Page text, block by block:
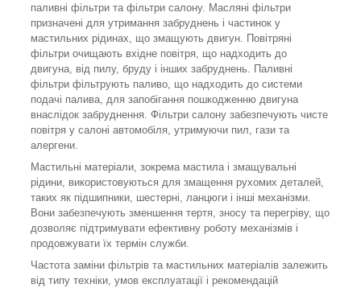
паливні фільтри та фільтри салону. Масляні фільтри
призначені для утримання забруднень і частинок у
мастильних рідинах, що змащують двигун. Повітряні
фільтри очищають вхідне повітря, що надходить до
двигуна, від пилу, бруду і інших забруднень. Паливні
фільтри фільтрують паливо, що надходить до системи
подачі палива, для запобігання пошкодженню двигуна
внаслідок забруднення. Фільтри салону забезпечують чисте
повітря у салоні автомобіля, утримуючи пил, гази та
алергени.
Мастильні матеріали, зокрема мастила і змащувальні
рідини, використовуються для змащення рухомих деталей,
таких як підшипники, шестерні, ланцюги і інші механізми.
Вони забезпечують зменшення тертя, зносу та перегріву, що
дозволяє підтримувати ефективну роботу механізмів і
продовжувати їх термін служби.
Частота заміни фільтрів та мастильних матеріалів залежить
від типу техніки, умов експлуатації і рекомендацій